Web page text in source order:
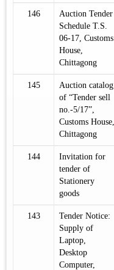
146
Auction Tender
Schedule T.S.
06-17, Customs
House,
Chittagong
145
Auction catalog
of “Tender sell
no.-5/17”,
Customs House,
Chittagong
144
Invitation for
tender of
Stationery
goods
143
Tender Notice:
Supply of
Laptop,
Desktop
Computer,